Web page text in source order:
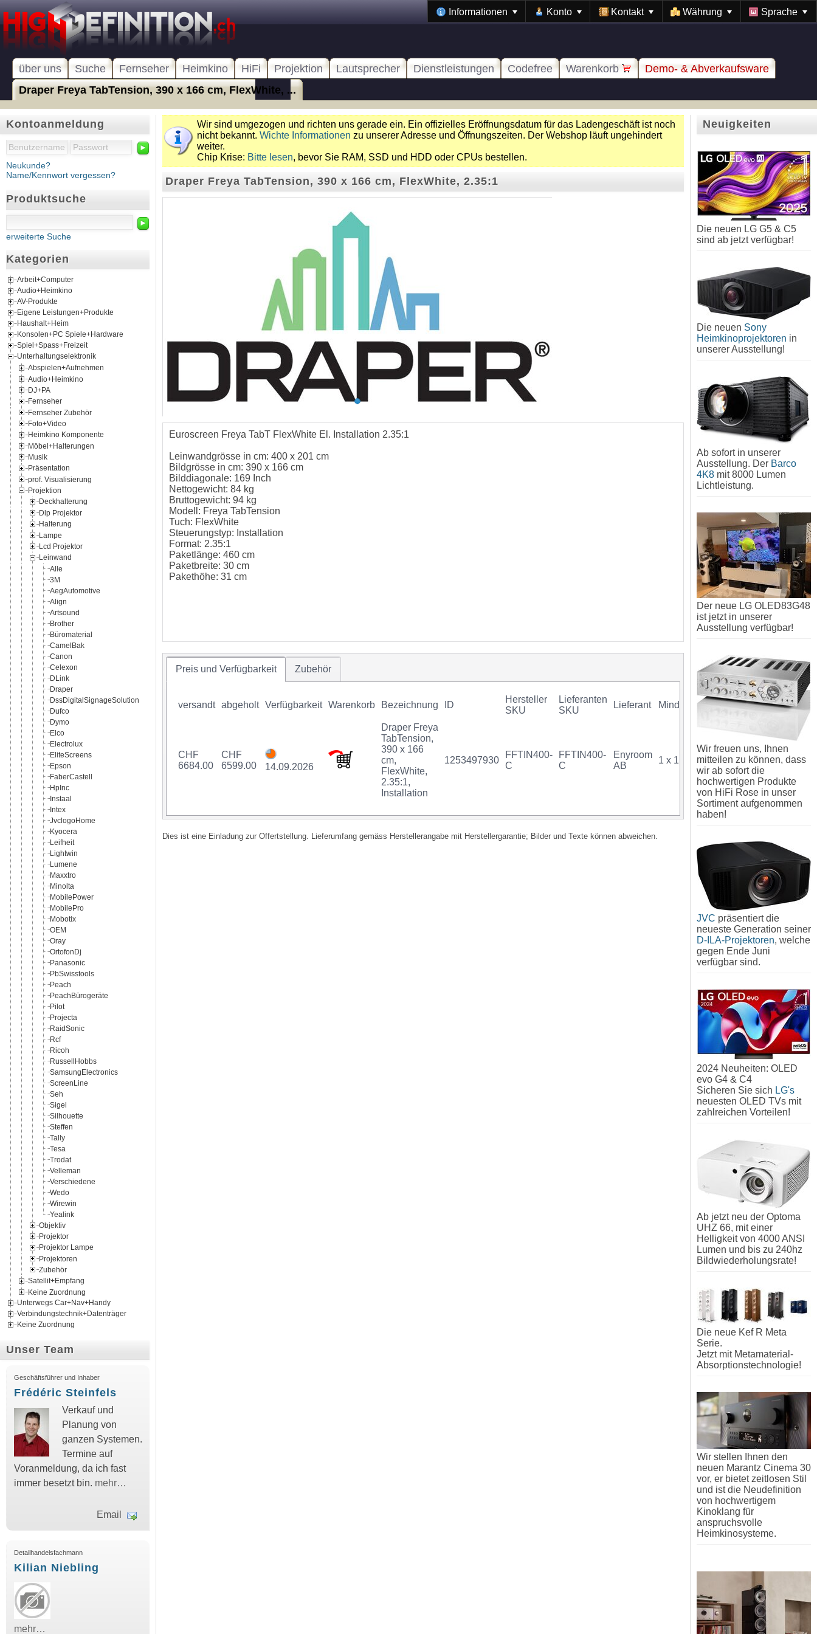
Informationen Konto Kontakt Währung Sprache
über uns Suche Fernseher Heimkino HiFi Projektion Lautsprecher Dienstleistungen Codefree Warenkorb
Demo- & Abverkaufsware
Draper Freya TabTension, 390 x 166 cm, FlexWhite, ...
Kontoanmeldung
►
Neukunde?
Name/Kennwort vergessen?
Produktsuche
►
erweiterte Suche
Kategorien
Arbeit+Computer
Audio+Heimkino
AV-Produkte
Eigene Leistungen+Produkte
Haushalt+Heim
Konsolen+PC Spiele+Hardware
Spiel+Spass+Freizeit
Unterhaltungselektronik
Abspielen+Aufnehmen
Audio+Heimkino
DJ+PA
Fernseher
Fernseher Zubehör
Foto+Video
Heimkino Komponente
Möbel+Halterungen
Musik
Präsentation
prof. Visualisierung
Projektion
Deckhalterung
Dlp Projektor
Halterung
Lampe
Lcd Projektor
Leinwand
Alle
3M
AegAutomotive
Align
Artsound
Brother
Büromaterial
CamelBak
Canon
Celexon
DLink
Draper
DssDigitalSignageSolution
Dufco
Dymo
Elco
Electrolux
EliteScreens
Epson
FaberCastell
HpInc
Instaal
Intex
JvclogoHome
Kyocera
Leifheit
Lightwin
Lumene
Maxxtro
Minolta
MobilePower
MobilePro
Mobotix
OEM
Oray
OrtofonDj
Panasonic
PbSwisstools
Peach
PeachBürogeräte
Pilot
Projecta
RaidSonic
Rcf
Ricoh
RussellHobbs
SamsungElectronics
ScreenLine
Seh
Sigel
Silhouette
Steffen
Tally
Tesa
Trodat
Velleman
Verschiedene
Wedo
Wirewin
Yealink
Objektiv
Projektor
Projektor Lampe
Projektoren
Zubehör
Satellit+Empfang
Keine Zuordnung
Unterwegs Car+Nav+Handy
Verbindungstechnik+Datenträger
Keine Zuordnung
Unser Team
Geschäftsführer und Inhaber
Frédéric Steinfels
Verkauf und
Planung von
ganzen Systemen.
Termine auf
Voranmeldung, da ich fast
immer besetzt bin. mehr…
Email
Detailhandelsfachmann
Kilian Niebling
mehr…
Wir sind umgezogen und richten uns gerade ein. Ein offizielles Eröffnungsdatum für das Ladengeschäft ist noch
nicht bekannt. Wichte Informationen zu unserer Adresse und Öffnungszeiten. Der Webshop läuft ungehindert
weiter.
Chip Krise: Bitte lesen, bevor Sie RAM, SSD und HDD oder CPUs bestellen.
Draper Freya TabTension, 390 x 166 cm, FlexWhite, 2.35:1
Euroscreen Freya TabT FlexWhite El. Installation 2.35:1
Leinwandgrösse in cm: 400 x 201 cm
Bildgrösse in cm: 390 x 166 cm
Bilddiagonale: 169 Inch
Nettogewicht: 84 kg
Bruttogewicht: 94 kg
Modell: Freya TabTension
Tuch: FlexWhite
Steuerungstyp: Installation
Format: 2.35:1
Paketlänge: 460 cm
Paketbreite: 30 cm
Pakethöhe: 31 cm
Preis und Verfügbarkeit Zubehör
versandt abgeholt Verfügbarkeit Warenkorb Bezeichnung ID
Hersteller
SKU
Lieferanten
SKU
Lieferant Mindestkauf GTIN
CHF
6684.00
CHF
6599.00
14.09.2026
Draper Freya
TabTension,
390 x 166
cm,
FlexWhite,
2.35:1,
Installation
1253497930
FFTIN400-
C
FFTIN400-
C
Enyroom
AB
1 x 1 Stück 07340034700242
Dies ist eine Einladung zur Offertstellung. Lieferumfang gemäss Herstellerangabe mit Herstellergarantie; Bilder und Texte können abweichen.
Neuigkeiten
Die neuen LG G5 & C5
sind ab jetzt verfügbar!
Die neuen Sony
Heimkinoprojektoren in
unserer Ausstellung!
Ab sofort in unserer
Ausstellung. Der Barco
4K8 mit 8000 Lumen
Lichtleistung.
Der neue LG OLED83G48
ist jetzt in unserer
Ausstellung verfügbar!
Wir freuen uns, Ihnen
mitteilen zu können, dass
wir ab sofort die
hochwertigen Produkte
von HiFi Rose in unser
Sortiment aufgenommen
haben!
JVC präsentiert die
neueste Generation seiner
D-ILA-Projektoren, welche
gegen Ende Juni
verfügbar sind.
2024 Neuheiten: OLED
evo G4 & C4
Sicheren Sie sich LG's
neuesten OLED TVs mit
zahlreichen Vorteilen!
Ab jetzt neu der Optoma
UHZ 66, mit einer
Helligkeit von 4000 ANSI
Lumen und bis zu 240hz
Bildwiederholungsrate!
Die neue Kef R Meta
Serie.
Jetzt mit Metamaterial-
Absorptionstechnologie!
Wir stellen Ihnen den
neuen Marantz Cinema 30
vor, er bietet zeitlosen Stil
und ist die Neudefinition
von hochwertigem
Kinoklang für
anspruchsvolle
Heimkinosysteme.